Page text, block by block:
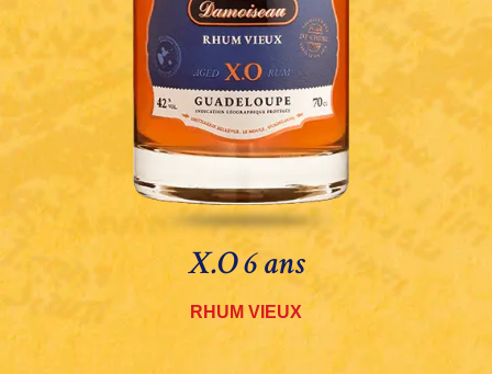
X.O 6 ans
RHUM VIEUX